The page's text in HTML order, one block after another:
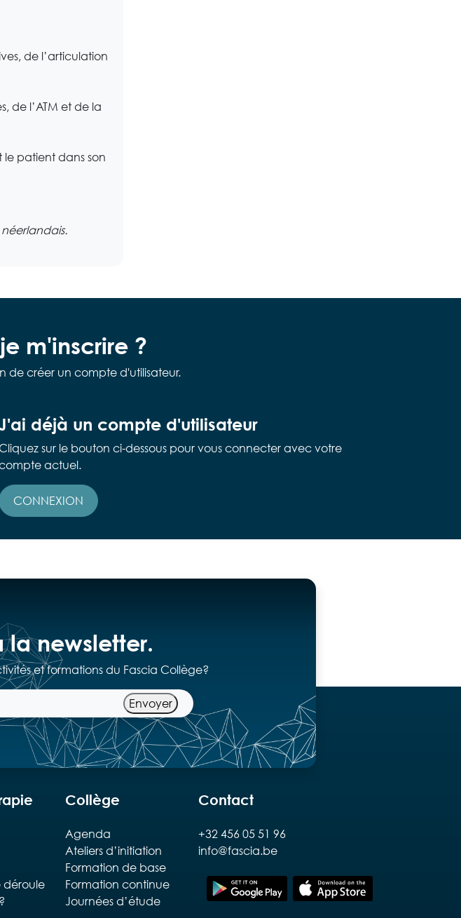
de l’articulation
de l’ATM et de la
patient dans son
m'inscrire ?
de créer un compte d'utilisateur.
déjà un compte d'utilisateur
Cliquez sur le bouton ci-dessous pour vous connecter avec votre
actuel.
CONNEXION
la newsletter.
et formations du Fascia Collège?
Envoyer
déroule
Collège
Agenda
Ateliers d’initiation
Formation de base
Formation continue
Journées d’étude
Contact
+32 456 05 51 96
info@fascia.be